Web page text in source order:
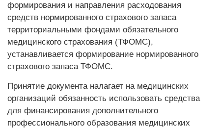
формирования и направления расходования
средств нормированного страхового запаса
территориальными фондами обязательного
медицинского страхования (ТФОМС),
устанавливается формирование нормированного
страхового запаса ТФОМС.
Принятие документа налагает на медицинских
организаций обязанность использовать средства
для финансирования дополнительного
профессионального образования медицинских